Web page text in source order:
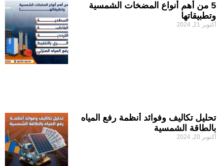
5 من أهم أنواع المضخات الشمسية
وتطبيقاتها
أكتوبر 21, 2024
تحليل تكاليف وفوائد أنظمة رفع المياه
بالطاقة الشمسية
أكتوبر 20, 2024